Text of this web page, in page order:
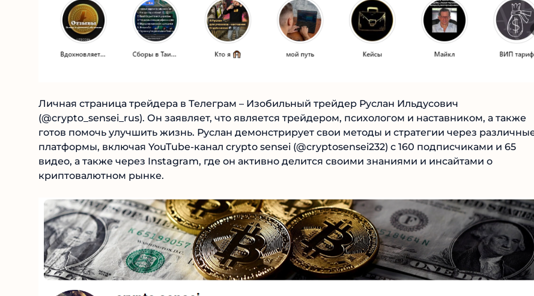
Личная страница трейдера в Телеграм – Изобильный трейдер Руслан Ильдусович
(@crypto_sensei_rus). Он заявляет, что является трейдером, психологом и наставником, а также
готов помочь улучшить жизнь. Руслан демонстрирует свои методы и стратегии через различные
платформы, включая YouTube-канал crypto sensei (@cryptosensei232) с 160 подписчиками и 65
видео, а также через Instagram, где он активно делится своими знаниями и инсайтами о
криптовалютном рынке.
№1 В РЕЙТИНГЕ
Samorph
4.9
Tehnoobzor: высокий ROI, честная
статистика и сотни довольных
клиентов.
Читать обзор